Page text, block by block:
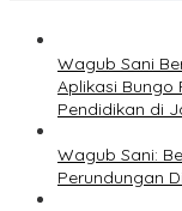
Wagub Sani
Aplikasi Bungo
Pendidikan di
Wagub Sani:
Perundungan